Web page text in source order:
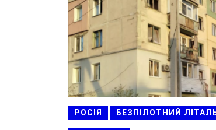
РОСІЯ БЕЗПІЛОТНИЙ